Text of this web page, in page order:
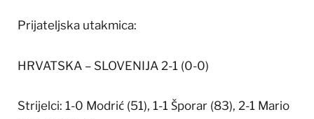
Prijateljska utakmica:
HRVATSKA – SLOVENIJA 2-1 (0-0)
Strijelci: 1-0 Modrić (51), 1-1 Šporar (83), 2-1 Mario